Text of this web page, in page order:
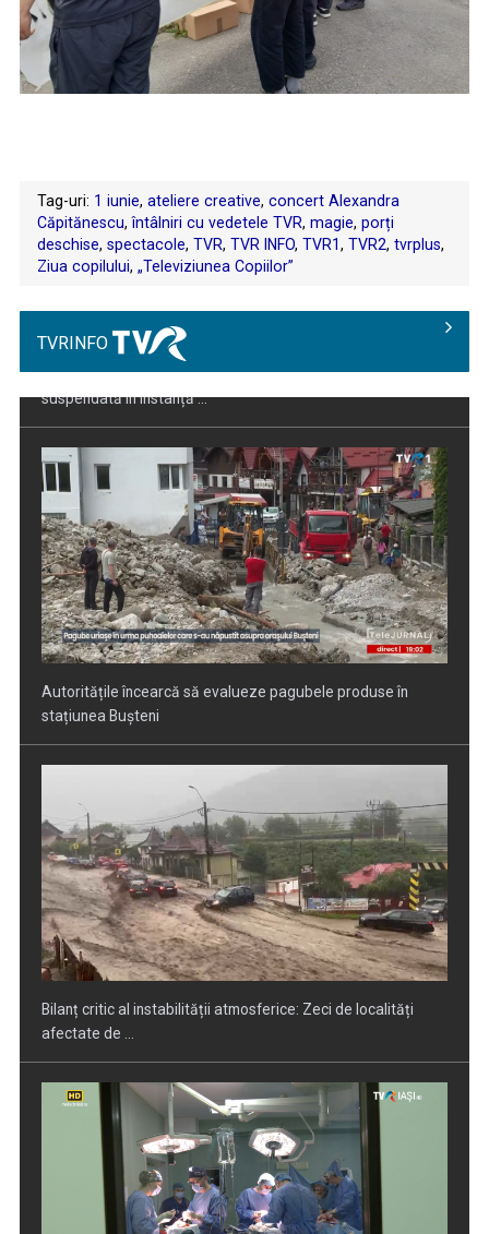
Tag-uri: 1 iunie, ateliere creative, concert Alexandra
Căpitănescu,întâlniri cu vedetele TVR, magie, porți
deschise, spectacole, TVR, TVR INFO, TVR1, TVR2, tvrplus,
Ziua copilului, „Televiziunea Copiilor”
TVRINFO
Autoritățile încearcă să evalueze pagubele produse în
stațiunea Bușteni
Bilanț critic al instabilității atmosferice: Zeci de localități
afectate de ...